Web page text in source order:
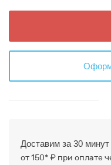
Доставим за 30
от 150* ₽ при оплате